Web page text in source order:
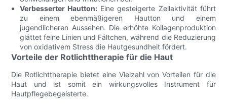
Verbesserter Hautton: Eine gesteigerte Zellaktivität führt
zu einem ebenmäßigeren Hautton und einem
jugendlicheren Aussehen. Die erhöhte Kollagenproduktion
glättet feine Linien und Fältchen, während die Reduzierung
von oxidativem Stress die Hautgesundheit fördert.
Vorteile der Rotlichttherapie für die Haut
Die Rotlichttherapie bietet eine Vielzahl von Vorteilen für die
Haut und ist somit ein wirkungsvolles Instrument für
Hautpflegebegeisterte.